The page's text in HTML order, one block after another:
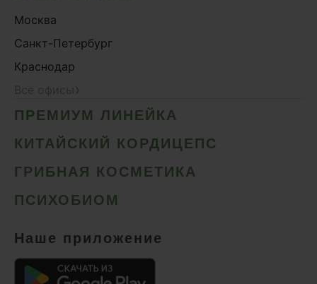
Москва
Санкт-Петербург
Краснодар
ПРЕМИУМ ЛИНЕЙКА
КИТАЙСКИЙ КОРДИЦЕПС
ГРИБНАЯ КОСМЕТИКА
ПСИХОБИОМ
Наше приложение